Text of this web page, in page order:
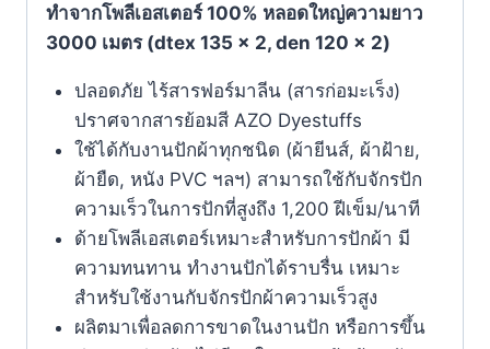
ทำจากโพลีเอสเตอร์ 100% หลอดใหญ่ความยาว
3000 เมตร (dtex 135 x 2, den 120 x 2)
ปลอดภัย ไร้สารฟอร์มาลีน (สารก่อมะเร็ง)
ปราศจากสารย้อมสี AZO Dyestuffs
ใช้ได้กับงานปักผ้าทุกชนิด (ผ้ายีนส์, ผ้าฝ้าย,
ผ้ายืด, หนัง PVC ฯลฯ) สามารถใช้กับจักรปัก
ความเร็วในการปักที่สูงถึง 1,200 ฝีเข็ม/นาที
ด้ายโพลีเอสเตอร์เหมาะสำหรับการปักผ้า มี
ความทนทาน ทำงานปักได้ราบรื่น เหมาะ
สำหรับใช้งานกับจักรปักผ้าความเร็วสูง
ผลิตมาเพื่อลดการขาดในงานปัก หรือการขึ้น